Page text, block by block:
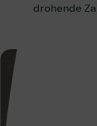
drohende